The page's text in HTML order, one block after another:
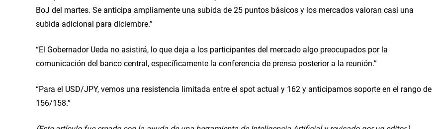
BoJ del martes. Se anticipa ampliamente una subida de 25 puntos básicos y los mercados valoran casi una
subida adicional para diciembre.”
“El Gobernador Ueda no asistirá, lo que deja a los participantes del mercado algo preocupados por la
comunicación del banco central, específicamente la conferencia de prensa posterior a la reunión.”
“Para el USD/JPY, vemos una resistencia limitada entre el spot actual y 162 y anticipamos soporte en el rango de
156/158.”